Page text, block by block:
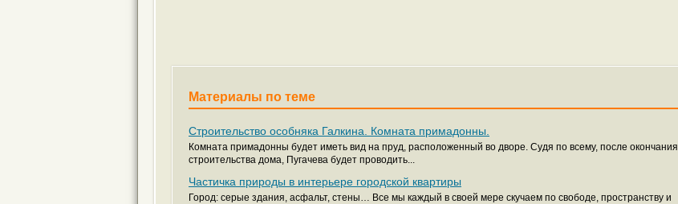
Материалы по теме
Строительство особняка Галкина. Комната примадонны.
Комната примадонны будет иметь вид на пруд, расположенный во дворе. Судя по всему, после окончания
строительства дома, Пугачева будет проводить...
Частичка природы в интерьере городской квартиры
Город: серые здания, асфальт, стены… Все мы каждый в своей мере скучаем по свободе, пространству и